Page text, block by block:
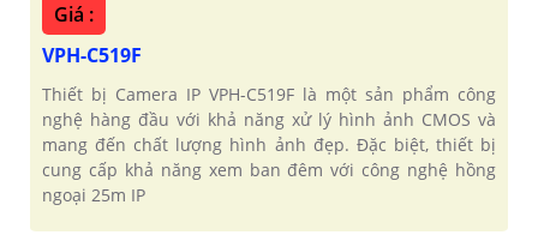
Giá :
VPH-C519F
Thiết bị Camera IP VPH-C519F là một sản phẩm công
nghệ hàng đầu với khả năng xử lý hình ảnh CMOS và
mang đến chất lượng hình ảnh đẹp. Đặc biệt, thiết bị
cung cấp khả năng xem ban đêm với công nghệ hồng
ngoại 25m IP